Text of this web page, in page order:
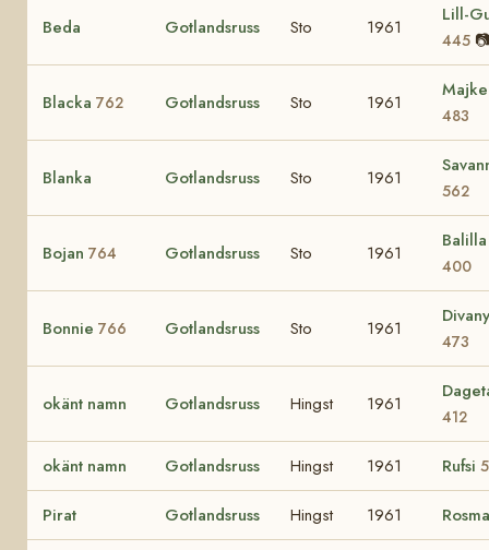
Beda Gotlandsruss Sto 1961
Lill-
445
Blacka 762 Gotlandsruss Sto 1961
483
Blanka Gotlandsruss Sto 1961
562
Bojan 764 Gotlandsruss Sto 1961
400
Bonnie 766 Gotlandsruss Sto 1961
Divany
473
okänt namn Gotlandsruss Hingst 1961
412
okänt namn Gotlandsruss Hingst 1961 Rufsi
Pirat Gotlandsruss Hingst 1961